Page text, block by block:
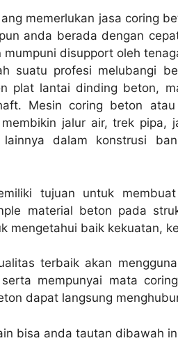
memerlukan jasa coring
anda berada dengan
mumpuni disupport oleh
suatu profesi melubangi
plat lantai dinding beton,
Mesin coring beton
jalur air, trek pipa,
dalam konstrusi
tujuan untuk
material beton pada
mengetahui baik kekuatan,
terbaik akan
mempunyai mata
dapat langsung
bisa anda tautan dibawah